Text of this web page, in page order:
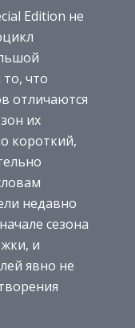
Edition не
что
отличаются
их
короткий,
недавно
сезона
и
явно не